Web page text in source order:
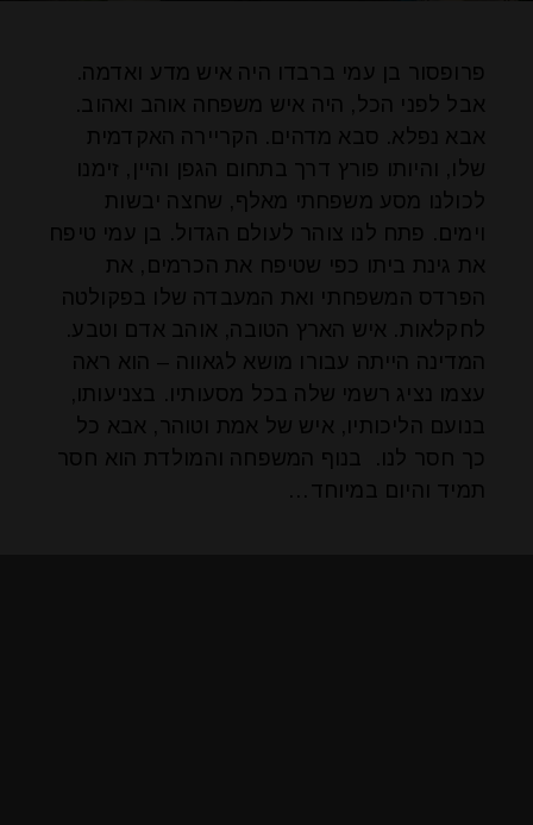
פרופסור בן עמי ברבדו היה איש מדע ואדמה.
אבל לפני הכל, היה איש משפחה אוהב ואהוב.
אבא נפלא. סבא מדהים. הקריירה האקדמית
שלו, והיותו פורץ דרך בתחום הגפן והיין, זימנו
לכולנו מסע משפחתי מאלף, שחצה יבשות
וימים. פתח לנו צוהר לעולם הגדול. בן עמי טיפח
את גינת ביתו כפי שטיפח את הכרמים, את
הפרדס המשפחתי ואת המעבדה שלו בפקולטה
לחקלאות. איש הארץ הטובה, אוהב אדם וטבע.
המדינה הייתה עבורו מושא לגאווה – הוא ראה
עצמו נציג רשמי שלה בכל מסעותיו. בצניעותו,
בנועם הליכותיו, איש של אמת וטוהר, אבא כל
כך חסר לנו. בנוף המשפחה והמולדת הוא חסר
תמיד והיום במיוחד…